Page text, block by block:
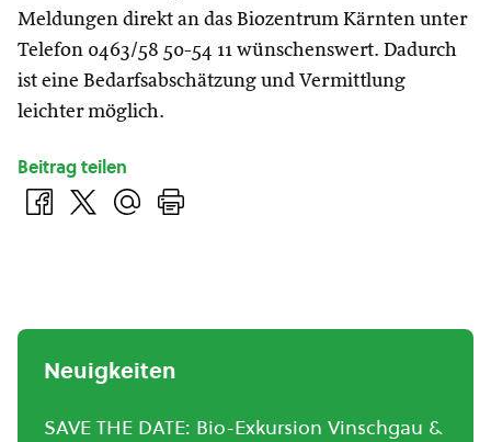
Meldungen direkt an das Biozentrum Kärnten unter
Telefon 0463/58 50-54 11 wünschenswert. Dadurch
ist eine Bedarfsabschätzung und Vermittlung
leichter möglich.
Beitrag teilen
Neuigkeiten
SAVE THE DATE: Bio-Exkursion Vinschgau &